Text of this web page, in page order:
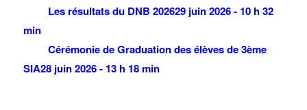
Les résultats du DNB 202629 juin 2026 - 10 h 32
min
Cérémonie de Graduation des élèves de 3ème
SIA28 juin 2026 - 13 h 18 min